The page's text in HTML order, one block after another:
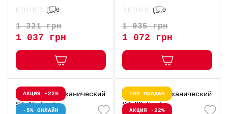
0
1 321 грн
1 037 грн
0
1 935 грн
1 072 грн
АКЦИЯ -22%
-5% ОНЛАЙН
Топ продаж
АКЦИЯ -22%